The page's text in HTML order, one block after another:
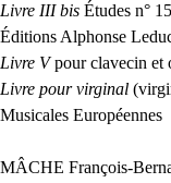
Livre IIIbis Études n°
Éditions Alphonse
Livre Vpour clavecin et
Livre pour virginal
Musicales Européennes
MÂCHE François-